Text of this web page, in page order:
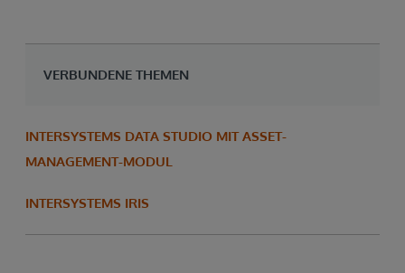
VERBUNDENE THEMEN
INTERSYSTEMS DATA STUDIO MIT ASSET-
MANAGEMENT-MODUL
INTERSYSTEMS IRIS